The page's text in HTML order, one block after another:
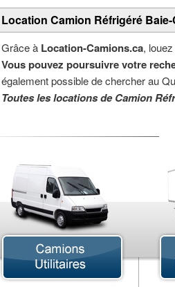
Location Camion Réfrigéré
Grâce à Location-Camions.ca,
Vous pouvez poursuivre votre
également possible de chercher au
Toutes les locations de Camion
Camion à Benne Basculante
Camion Grue